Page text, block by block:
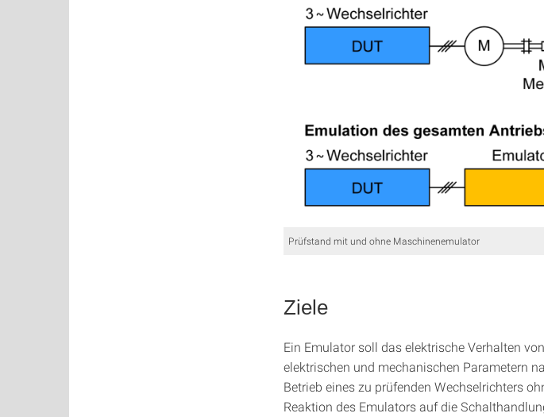
Prüfstand mit und ohne Maschinenemulator
Ziele
Ein Emulator soll das elektrische Verhalten
elektrischen und mechanischen Parametern
Betrieb eines zu prüfenden Wechselrichters
Reaktion des Emulators auf die